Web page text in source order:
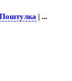
| ...